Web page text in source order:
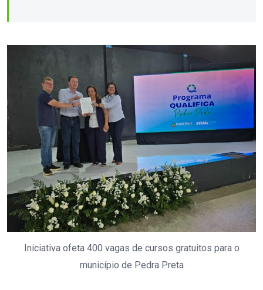
Iniciativa ofeta 400 vagas de cursos gratuitos para o
município de Pedra Preta